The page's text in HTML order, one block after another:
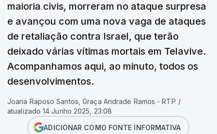
maioria civis, morreram no ataque surpresa
e avançou com uma nova vaga de ataques
de retaliação contra Israel, que terão
deixado várias vítimas mortais em Telavive.
Acompanhamos aqui, ao minuto, todos os
desenvolvimentos.
Joana Raposo Santos, Graça Andrade Ramos - RTP /
atualizado 14 Junho 2025, 23:08
ADICIONAR COMO FONTE INFORMATIVA